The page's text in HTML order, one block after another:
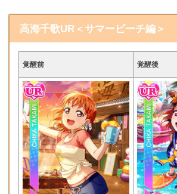
高海千歌UR＜サマービーチ編＞
覚醒前 覚醒後